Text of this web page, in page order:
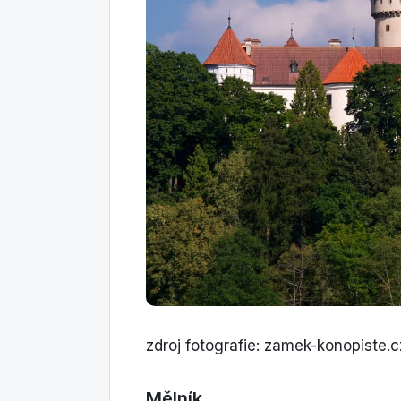
zdroj fotografie: zamek-